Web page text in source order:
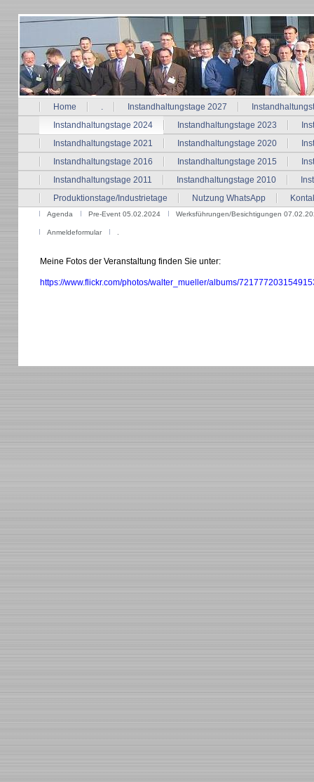
Home . Instandhaltungstage 2027
Instandhaltungstage 2024
Instandhaltungstage 2023
Instandhaltungstage 2021
Instandhaltungstage 2020
Instandhaltungstage 2016
Instandhaltungstage 2015
Instandhaltungstage 2011
Instandhaltungstage 2010
Produktionstage/Industrietage
Nutzung WhatsApp
Agenda Pre-Event 05.02.2024 Werksführungen/Besichtigungen
Anmeldeformular
Meine Fotos der Veranstaltung finden Sie unter:
https://www.flickr.com/photos/walter_mueller/albums/